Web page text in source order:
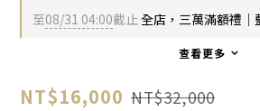
至08/31 04:00截止全店，三萬滿額禮｜
查看更多
NT$16,000 NT$32,000